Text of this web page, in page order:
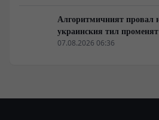
Алгоритмичният провал
украинския тил
07.08.2026 06:36